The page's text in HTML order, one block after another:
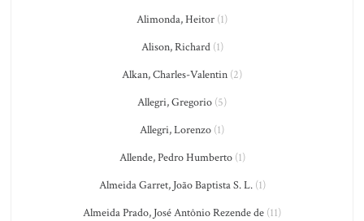
Alimonda, Heitor (1)
Alison, Richard(1)
Alkan, Charles-Valentin (2)
Allegri, Gregorio (5)
Allegri, Lorenzo (1)
Allende, Pedro Humberto(1)
Almeida Garret, João Baptista S. L.(1)
Almeida Prado, José Antônio Rezende de (11)